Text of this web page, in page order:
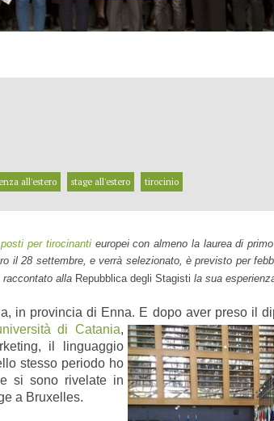
all'estero stage all'estero tirocinio
per tirocinantieuropei con almeno la laurea di
il 28 settembre, e verrà selezionato, è previsto per
raccontato alla Repubblica degli Stagisti la sua
in provincia di Enna. E dopo aver preso il
di Catania,
il linguaggio
stesso periodo ho
si sono rivelate in
a Bruxelles.